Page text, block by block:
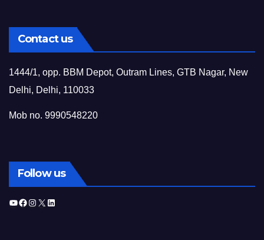
Contact us
1444/1, opp. BBM Depot, Outram Lines, GTB Nagar, New
Delhi, Delhi, 110033
Mob no. 9990548220
Follow us
YouTube
Facebook
Instagram
X LinkedIn